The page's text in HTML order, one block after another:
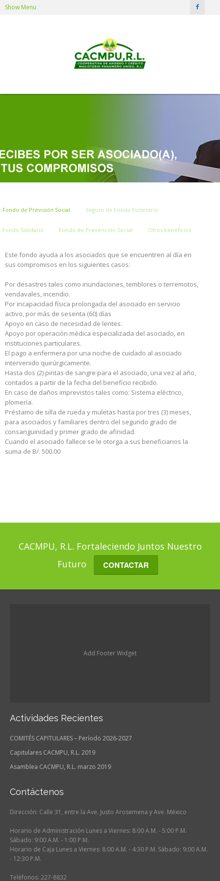
Show Menu
Fondo de Previsión Social Seguro de Fondo Funerario
Fondo Solidario Fondo de Prevención Social Otros beneficios
Este fondo ayuda a los asociados que se encuentren al día en
sus compromisos en los siguientes casos:
Por desastres tales como inundaciones, temblores o terremotos,
vendavales, incendio.
Por incapacidad física prolongada del asociado en servicio
activo, por más de sesenta (60) días
Apoyo en caso de necesidad de lentes.
Apoyo por operación médica especializada del asociado, en
instituciones particulares.
El pago a enfermera por una noche de cuidado al asociado
intervenido quirúrgicamente.
Hasta dos (2) pintas de sangre para el asociado, una vez al año,
contados a partir de la fecha del beneficio recibido.
En caso de daños imprevistos tales como: Sistema eléctrico,
plomería.
Préstamo de silla de rueda y muletas hasta por tres (3) meses,
para asociados y familiares dentro del segundo grado de
consanguinidad y primer grado de afinidad.
Cuando el asociado fallece se le otorga a sus beneficiarios la
suma de B/. 500.00
CACMPU, R.L. Fortaleciendo Juntos Nuestro
Futuro
CONTACTAR
Add Footer Widget
Actividades Recientes
COMITÉS CAPITULARES – Período 2026-2027
Capitulares CACMPU, R.L. 2019
Asamblea CACMPU, R.L. marzo 2019
Contáctenos
Dirección: Calle 31, entre la Ave. Justo Arosemena y Ave. México
Horario de Administración Lunes a Viernes: 8:00 A.M. - 5:00 P.M.
Sábado: 9:00 A.M. - 1:00 P.M.
Horario de Caja Lunes a Viernes: 8:00 A.M. - 4:30 P.M. Sábado: 9:00 A.M.
- 12:30 P.M.
Teléfonos: 227-8832